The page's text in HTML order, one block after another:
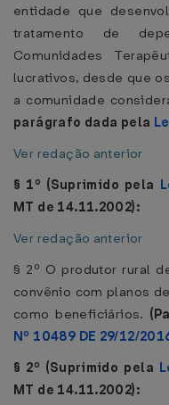
entidade que
tratamento de
Comunidades
lucrativos, desde que
a comunidade
parágrafo dada pela
Ver redação anterior
§ 1º (Suprimido pela
MT de 14.11.2002):
Ver redação anterior
§ 2º O produtor rural
convênio com planos
como beneficiários.
Nº 10489 DE 29/12/
§ 2º (Suprimido pela
MT de 14.11.2002):